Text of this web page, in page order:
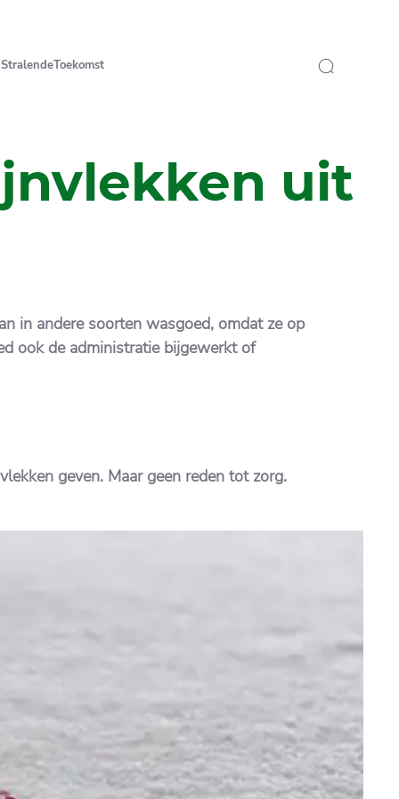
uit
in andere soorten wasgoed, omdat ze op
ook de administratie bijgewerkt of
geven. Maar geen reden tot zorg.